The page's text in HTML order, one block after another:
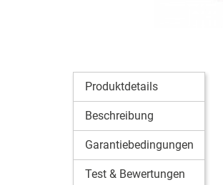
Produktdetails
Beschreibung
Garantiebedingungen
Test & Bewertungen